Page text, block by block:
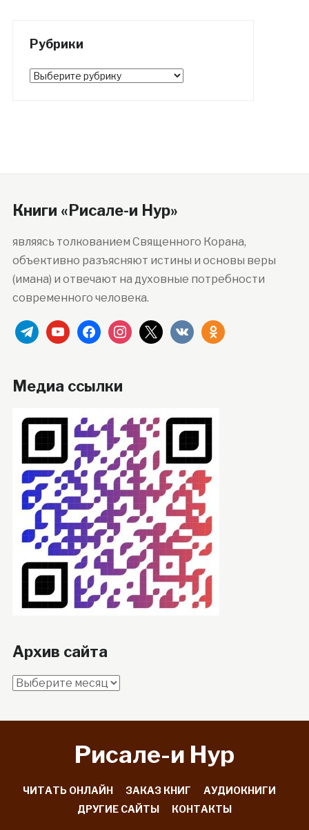
Рубрики
Рубрики
Книги «Рисале-и Нур»
являясь толкованием Священного Корана,
объективно разъясняют истины и основы веры
(имана) и отвечают на духовные потребности
современного человека.
telegramyoutubefacebookinstagram
x vkontakteodnoklassniki
Медиа ссылки
Архив сайта
Архив
Рисале-и Hyp
ЧИТАТЬ ОНЛАЙН ЗАКАЗ КНИГ
АУДИОКНИГИ
ДРУГИЕ САЙТЫ
КОНТАКТЫ